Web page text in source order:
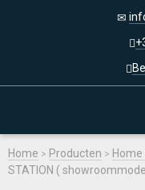
Home > Producten >
STATION (